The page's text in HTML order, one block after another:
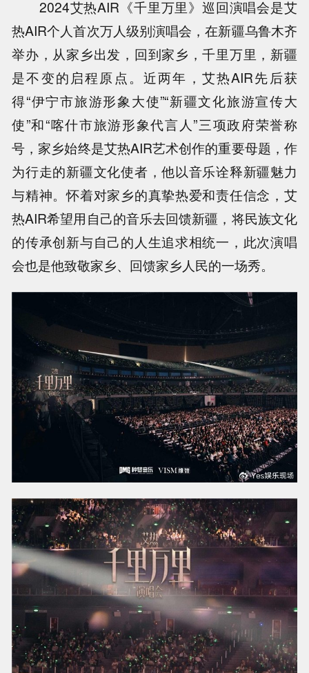
2024艾热AIR《千里万里》巡回演唱会是艾
热AIR个人首次万人级别演唱会，在新疆乌鲁木齐
举办，从家乡出发，回到家乡，千里万里，新疆
是不变的启程原点。近两年，艾热AIR先后获
得“伊宁市旅游形象大使”“新疆文化旅游宣传大
使”和“喀什市旅游形象代言人”三项政府荣誉称
号，家乡始终是艾热AIR艺术创作的重要母题，作
为行走的新疆文化使者，他以音乐诠释新疆魅力
与精神。怀着对家乡的真挚热爱和责任信念，艾
热AIR希望用自己的音乐去回馈新疆，将民族文化
的传承创新与自己的人生追求相统一，此次演唱
会也是他致敬家乡、回馈家乡人民的一场秀。